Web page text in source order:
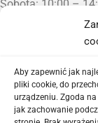
Aby zapewnić jak
pliki cookie, do
urządzeniu. Zgoda
jak zachowanie
Sobota: 10:00 –
Niedziela:
Punkt Odbioru
Proszę o
Sklep